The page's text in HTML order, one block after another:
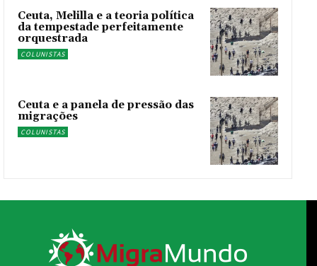
Ceuta, Melilla e a teoria política
da tempestade perfeitamente
orquestrada
COLUNISTAS
Ceuta e a panela de pressão das
migrações
COLUNISTAS